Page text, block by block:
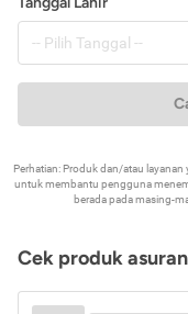
Perhatian: Produk dan/atau
untuk membantu pengguna
berada pada masing-
Cek produk